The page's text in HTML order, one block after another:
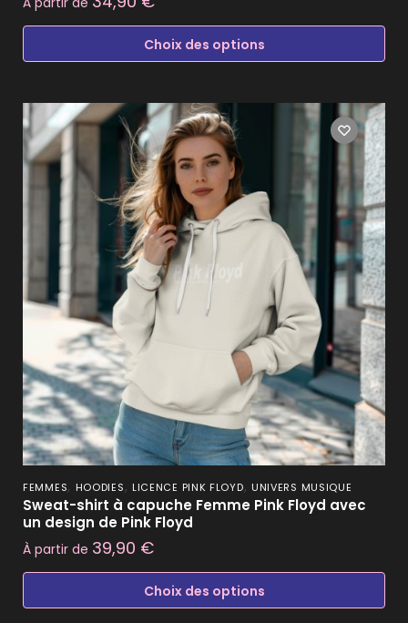
Choix des options
FEMMES, HOODIES, LICENCE PINK FLOYD, UNIVERS MUSIQUE
Sweat-shirt à capuche Femme Pink Floyd avec
un design de Pink Floyd
À partir de 39,90 €
Choix des options